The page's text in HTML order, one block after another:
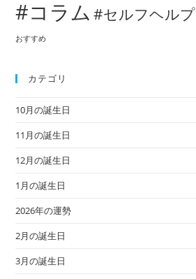
#コラム #セルフヘルプ
おすすめ
カテゴリ
10月の誕生日
11月の誕生日
12月の誕生日
1月の誕生日
2026年の運勢
2月の誕生日
3月の誕生日